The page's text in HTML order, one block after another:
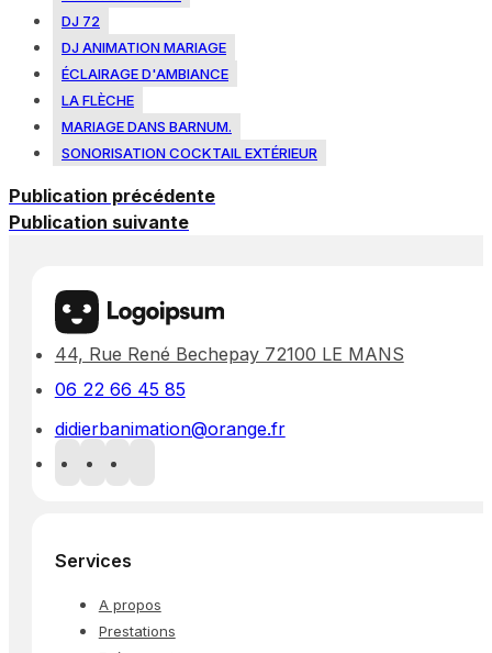
DJ 72
DJ ANIMATION MARIAGE
ÉCLAIRAGE D'AMBIANCE
LA FLÈCHE
MARIAGE DANS BARNUM.
SONORISATION COCKTAIL EXTÉRIEUR
Publication précédente
Publication suivante
44, Rue René Bechepay 72100 LE MANS
06 22 66 45 85
didierbanimation@orange.fr
Services
A propos
Prestations